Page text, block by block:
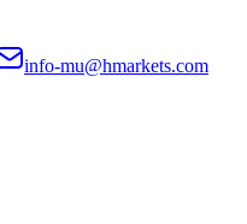
info-mu@hmarkets.com